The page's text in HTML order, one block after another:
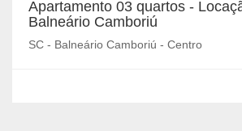
Apartamento 03 quartos -
Balneário Camboriú
SC - Balneário Camboriú - Centro